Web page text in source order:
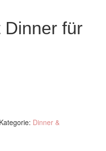
Dinner für
Kategorie: Dinner &